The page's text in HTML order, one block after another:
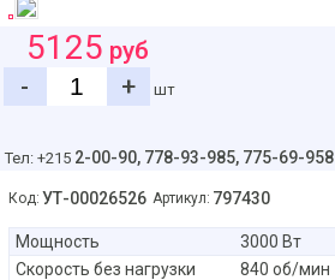
5125 руб
-
+ шт
Тел: +215 2-00-90, 778-93-985, 775-69-958
Код: УТ-00026526 Артикул: 797430
Мощность
3000 Вт
Скорость без нагрузки
840 об/мин